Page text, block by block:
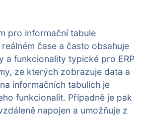
pro informační tabule
čase a často obsahuje
a funkcionality typické pro ERP
ze kterých zobrazuje data a
informačních tabulích je
funkcionalit. Případně je pak
napojen a umožňuje z